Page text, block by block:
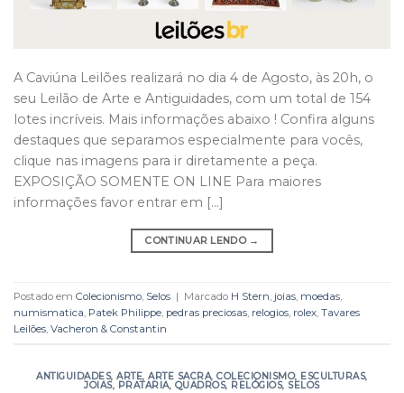
A Caviúna Leilões realizará no dia 4 de Agosto, às 20h, o
seu Leilão de Arte e Antiguidades, com um total de 154
lotes incríveis. Mais informações abaixo ! Confira alguns
destaques que separamos especialmente para vocês,
clique nas imagens para ir diretamente a peça.
EXPOSIÇÃO SOMENTE ON LINE Para maiores
informações favor entrar em […]
CONTINUAR LENDO →
Postado em Colecionismo Selos | Marcado H Stern joias moedas
numismatica Patek Philippe pedras preciosas relogios rolex Tavares
Leilões Vacheron & Constantin
ANTIGUIDADES,ARTE,ARTE SACRA,COLECIONISMO, ESCULTURAS,
JOIAS, PRATARIA, QUADROS, RELÓGIOS, SELOS